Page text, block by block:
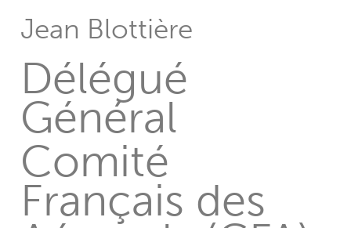
Jean Blottière
Délégué
Général
Comité
Français des